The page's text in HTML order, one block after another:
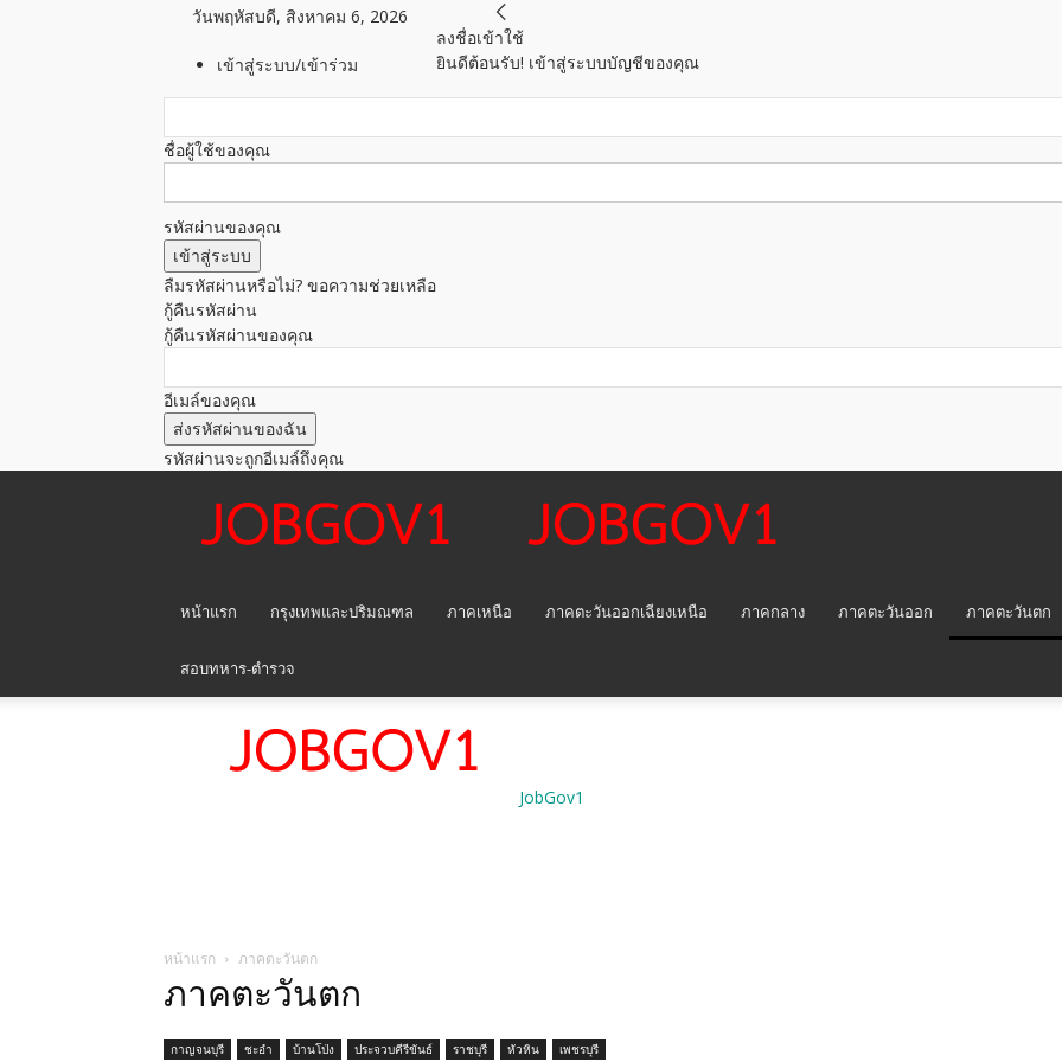
วันพฤหัสบดี, สิงหาคม 6, 2026
เข้าสู่ระบบ/เข้าร่วม
ลงชื่อเข้าใช้
ยินดีต้อนรับ! เข้าสู่ระบบบัญชีของคุณ
ชื่อผู้ใช้ของคุณ
รหัสผ่านของคุณ
ลืมรหัสผ่านหรือไม่? ขอความช่วยเหลือ
กู้คืนรหัสผ่าน
กู้คืนรหัสผ่านของคุณ
อีเมล์ของคุณ
รหัสผ่านจะถูกอีเมล์ถึงคุณ
หน้าแรก กรุงเทพและปริมณฑล ภาคเหนือ ภาคตะวันออกเฉียงเหนือ ภาคกลาง ภาคตะวันออก ภาคตะวันตก
สอบทหาร-ตำรวจ
JobGov1
หน้าแรก ภาคตะวันตก
ภาคตะวันตก
กาญจนบุรี ชะอำ บ้านโป่ง ประจวบคีรีขันธ์ ราชบุรี หัวหิน เพชรบุรี